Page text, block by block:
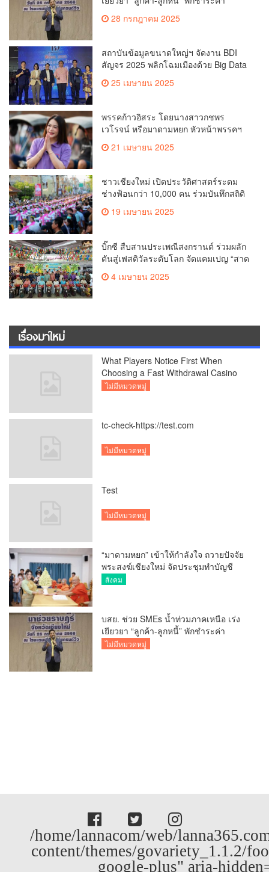
28 กรกฎาคม 2025
สถาบันข้อมูลขนาดใหญ่ฯ จัดงาน BDI
สัญจร 2025 พลิกโฉมเมืองด้วย Big Data
ข้อมูลเพื่อยกระดับเมือง สังคม และ
25 เมษายน 2025
พรรคก้าวอิสระ โดยนางสาวกชพร
เวโรจน์ หรือมาดามหยก หัวหน้าพรรคฯ
จัดการประชุมใหญ่สามัญประจำปี 2568
พรรคก้าวอิสระ ครั้งที่ 1/2568 โ
21 เมษายน 2025
ชาวเชียงใหม่ เปิดประวัติศาสตร์ระดม
ช่างฟ้อนกว่า 10,000 คน ร่วมบันทึกสถิติ
โลก Guinness World Records สำเร็จ
ทำลายสถิติ 7,218 คน เฉลิมฉลองใน
เมืองเชียงใหม่
19 เมษายน 2025
บิ๊กซี สืบสานประเพณีสงกรานต์ ร่วมผลัก
ดันสู่เฟสติวัลระดับโลก จัดแคมเปญ “สาด
สูงสุด 50% กระตุ้นการเดินทางนักท่อง
4 เมษายน 2025
เรื่องมาใหม่
What Players Notice First When
Choosing a Fast Withdrawal Casino
UK
ไม่มีหมวดหมู่
tc-check-https://test.com
ไม่มีหมวดหมู่
Test
ไม่มีหมวดหมู่
“มาดามหยก” เข้าให้กำลังใจ ถวายปัจจัย
พระสงฆ์เชียงใหม่ จัดประชุมทำบัญชี
รายรับรายจ่ายของวัด กว่า 300 รูป ที่วัด
สังคม
บสย. ช่วย SMEs น้ำท่วมภาคเหนือ เร่ง
เยียวยา “ลูกค้า-ลูกหนี้” พักชำระค่า
ธรรมเนียม-ค่างวด
ไม่มีหมวดหมู่
/home/lannacom/web/
content/themes/govariety_1.1.2/
google-plus" aria-